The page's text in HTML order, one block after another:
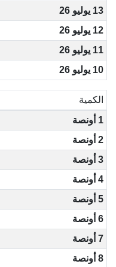
13 يوليو 26
12 يوليو 26
11 يوليو 26
10 يوليو 26
الكمية
1 أونصة
2 أونصة
3 أونصة
4 أونصة
5 أونصة
6 أونصة
7 أونصة
8 أونصة